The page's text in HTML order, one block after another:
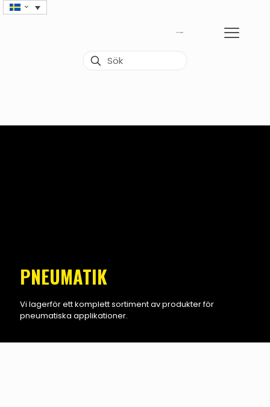
PNEUMATIK
Vi lagerför ett komplett sortiment av produkter för
pneumatiska applikationer.